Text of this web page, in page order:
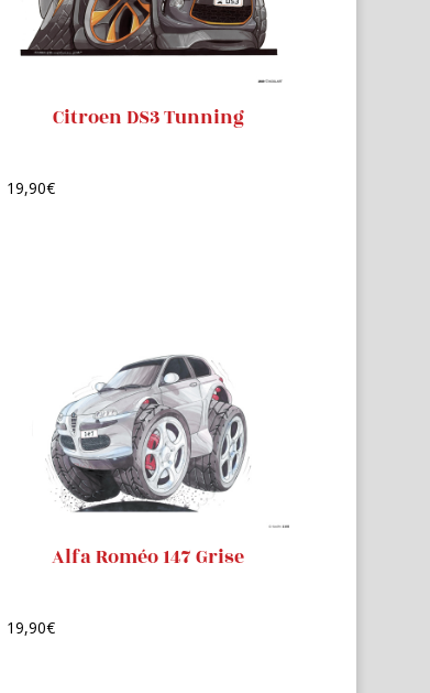
Citroen DS3 Tunning
19,90€
Alfa Roméo 147 Grise
19,90€